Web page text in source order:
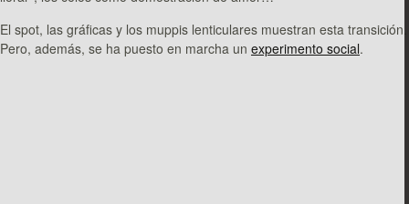
El spot, las gráficas y los muppis lenticulares muestran esta transición.
Pero, además, se ha puesto en marcha un experimento social.